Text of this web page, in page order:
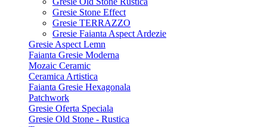
Gresie Stone Effect
Gresie TERRAZZO
Gresie Faianta Aspect Ardezie
Gresie Aspect Lemn
Faianta Gresie Moderna
Mozaic Ceramic
Ceramica Artistica
Faianta Gresie Hexagonala
Patchwork
Gresie Oferta Speciala
Gresie Old Stone - Rustica